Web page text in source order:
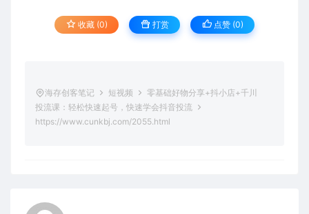
收藏 (0) 打赏 点赞 (0)
海存创客笔记 短视频
零基础好物分享+抖小店+千川
投流课：轻松快速起号，快速学会抖音投流
https://www.cunkbj.com/2055.html